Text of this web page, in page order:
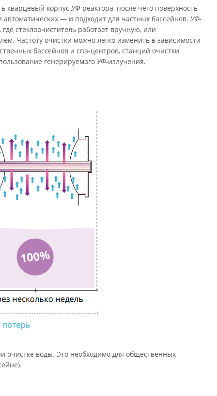
кварцевый корпус УФ-реактора, после чего поверхность
— и подходит для частных бассейнов. УФ-
стеклоочиститель работает вручную, или
Частоту очистки можно легко изменить в зависимости
бассейнов и спа-центров, станций очистки
генерируемого УФ-излучения.
очистке воды. Это необходимо для общественных